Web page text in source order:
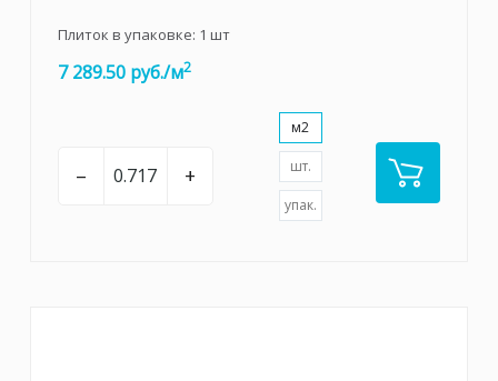
Плиток в упаковке: 1 шт
7 289.50 руб./м2
– +
м2
шт.
упак.